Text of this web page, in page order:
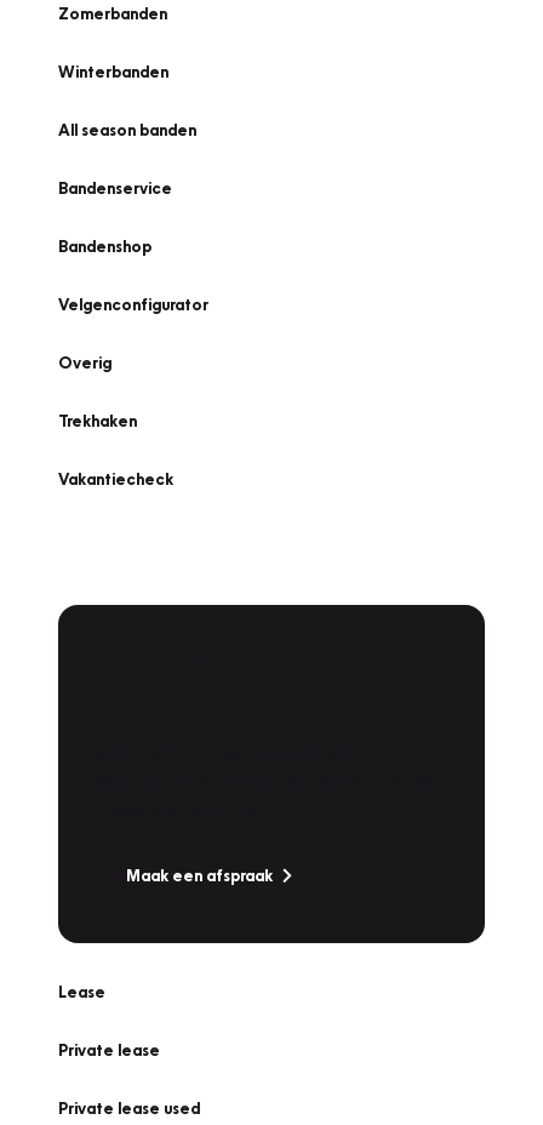
Zomerbanden
Winterbanden
All season banden
Bandenservice
Bandenshop
Velgenconfigurator
Overig
Trekhaken
Vakantiecheck
Maak een afspraak
Lease
Private lease
Private lease used